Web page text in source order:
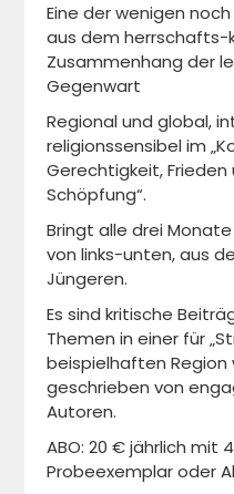
Eine der wenigen
aus dem herrschafts-
Zusammenhang der
Gegenwart
Regional und global,
religionssensibel im
Gerechtigkeit,
Schöpfung“.
Bringt alle drei
von links-unten, aus
Jüngeren.
Es sind kritische
Themen in einer für
beispielhaften Region
geschrieben von
Autoren.
ABO: 20 € jährlich mit
Probeexemplar oder